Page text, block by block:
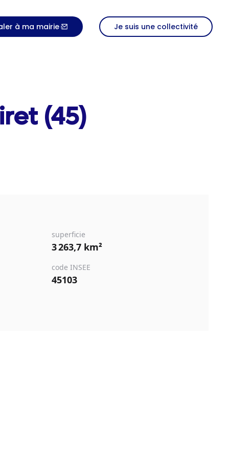
à ma mairie Je suis une collectivité
(45)
superficie
3 263,7 km²
code INSEE
45103